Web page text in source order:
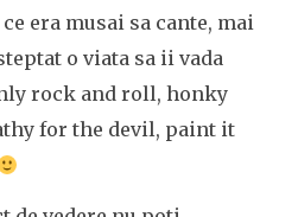
era musai sa cante, mai
o viata sa ii vada
rock and roll, honky
for the devil, paint it